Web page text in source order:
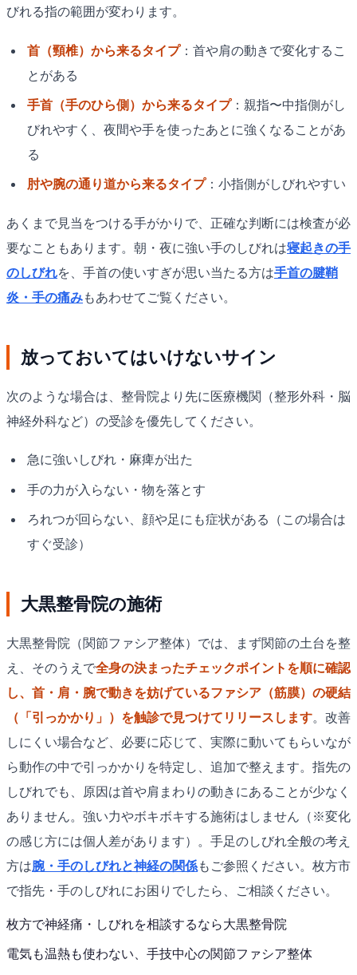
びれる指の範囲が変わります。
首（頸椎）から来るタイプ：首や肩の動きで変化するこ
とがある
手首（手のひら側）から来るタイプ：親指〜中指側がし
びれやすく、夜間や手を使ったあとに強くなることがあ
る
肘や腕の通り道から来るタイプ：小指側がしびれやすい
あくまで見当をつける手がかりで、正確な判断には検査が必
要なこともあります。朝・夜に強い手のしびれは寝起きの手
のしびれを、手首の使いすぎが思い当たる方は手首の腱鞘
炎・手の痛みもあわせてご覧ください。
放っておいてはいけないサイン
次のような場合は、整骨院より先に医療機関（整形外科・脳
神経外科など）の受診を優先してください。
急に強いしびれ・麻痺が出た
手の力が入らない・物を落とす
ろれつが回らない、顔や足にも症状がある（この場合は
すぐ受診）
大黒整骨院の施術
大黒整骨院（関節ファシア整体）では、まず関節の土台を整
え、そのうえで全身の決まったチェックポイントを順に確認
し、首・肩・腕で動きを妨げているファシア（筋膜）の硬結
（「引っかかり」）を触診で見つけてリリースします。改善
しにくい場合など、必要に応じて、実際に動いてもらいなが
ら動作の中で引っかかりを特定し、追加で整えます。指先の
しびれでも、原因は首や肩まわりの動きにあることが少なく
ありません。強い力やボキボキする施術はしません（※変化
の感じ方には個人差があります）。手足のしびれ全般の考え
方は腕・手のしびれと神経の関係もご参照ください。枚方市
で指先・手のしびれにお困りでしたら、ご相談ください。
枚方で神経痛・しびれを相談するなら大黒整骨院
電気も温熱も使わない、手技中心の関節ファシア整体